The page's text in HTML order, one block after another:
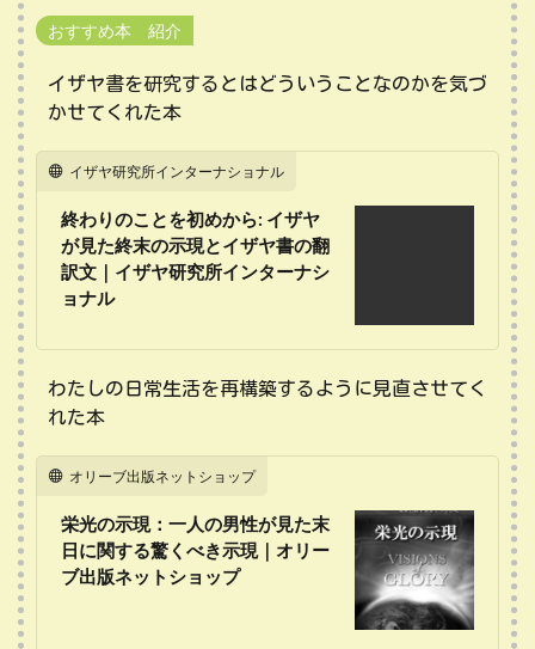
おすすめ本 紹介
イザヤ書を研究するとはどういうことなのかを気づ
かせてくれた本
イザヤ研究所インターナショナル
終わりのことを初めから: イザヤ
が見た終末の示現とイザヤ書の翻
訳文｜イザヤ研究所インターナシ
ョナル
わたしの日常生活を再構築するように見直させてく
れた本
オリーブ出版ネットショップ
栄光の示現：一人の男性が見た末
日に関する驚くべき示現｜オリー
ブ出版ネットショップ